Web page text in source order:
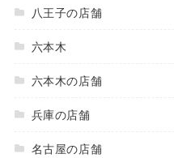
八王子の店舗
六本木
六本木の店舗
兵庫の店舗
名古屋の店舗